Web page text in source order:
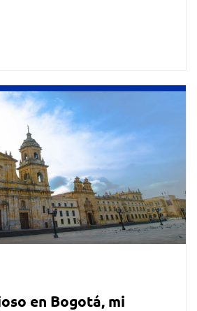
en Bogotá, mi